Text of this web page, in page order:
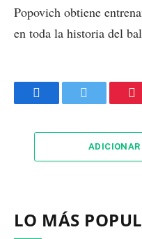
Popovich obtiene
en toda la historia del
FacebookTwitter
LO MÁS